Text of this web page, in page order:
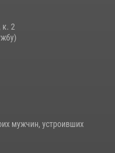
к. 2
мужчин, устроивших